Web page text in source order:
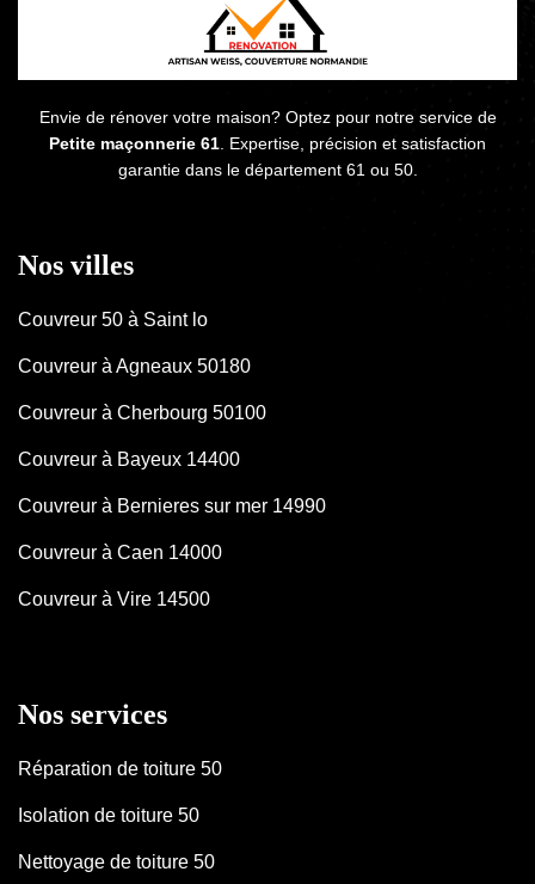
Envie de rénover votre maison? Optez pour notre service de
Petite maçonnerie 61 . Expertise, précision et satisfaction
garantie dans le département 61 ou 50.
Nos villes
Couvreur 50 à Saint lo
Couvreur à Agneaux 50180
Couvreur à Cherbourg 50100
Couvreur à Bayeux 14400
Couvreur à Bernieres sur mer 14990
Couvreur à Caen 14000
Couvreur à Vire 14500
Nos services
Réparation de toiture 50
Isolation de toiture 50
Nettoyage de toiture 50